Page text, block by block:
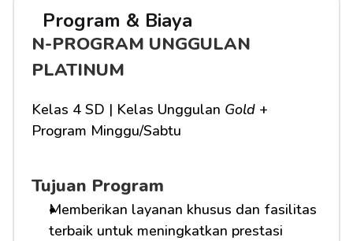
Program & Biaya
N-PROGRAM UNGGULAN
PLATINUM
Kelas 4 SD | Kelas Unggulan Gold +
Program Minggu/Sabtu
Tujuan Program
Memberikan layanan khusus dan fasilitas
terbaik untuk meningkatkan prestasi